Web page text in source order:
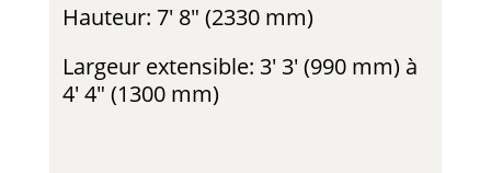
Hauteur: 7′ 8″ (2330 mm)
Largeur extensible: 3′ 3′ (990 mm) à
4′ 4″ (1300 mm)